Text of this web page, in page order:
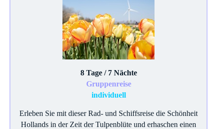
8 Tage / 7 Nächte
Gruppenreise
individuell
Erleben Sie mit dieser Rad- und Schiffsreise die Schönheit
Hollands in der Zeit der Tulpenblüte und erhaschen einen